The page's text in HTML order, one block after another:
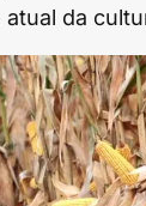
da